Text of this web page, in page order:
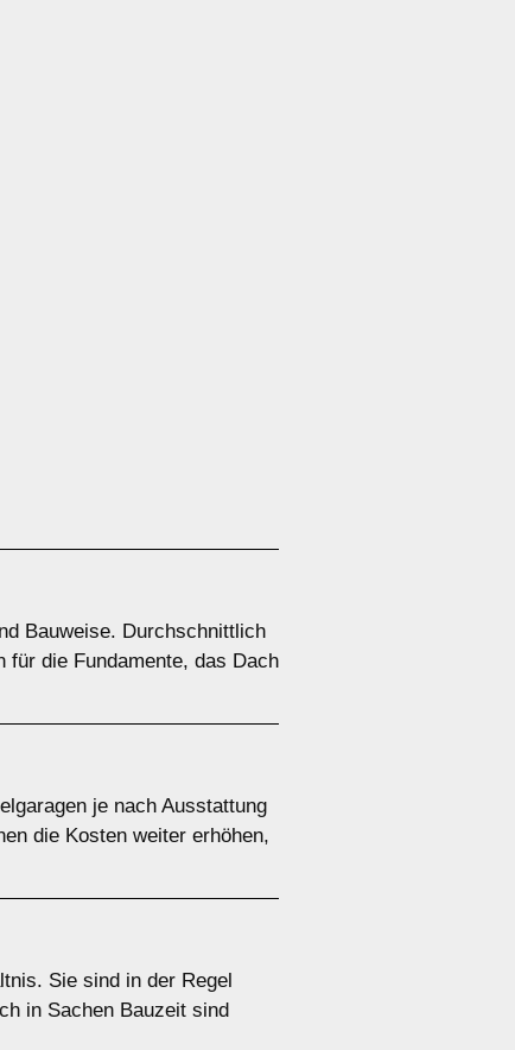
Bauweise. Durchschnittlich
für die Fundamente, das Dach
je nach Ausstattung
die Kosten weiter erhöhen,
Sie sind in der Regel
in Sachen Bauzeit sind